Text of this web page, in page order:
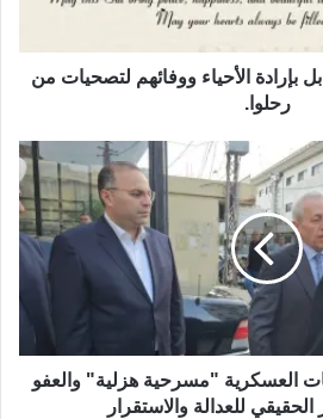
وأمهات يبكين أبناءهن خلف القضبان،
إقرار قانون العفو العام الشامل
ويُنهي بشكل كامل ملف المعتقلين
منذ سنوات طويلة، لإنصافهم
ضمن مصالحة وطنية جامعة تفرّج
معتبراً أن العفو والعدل هما أساس
الحجيج بقبول نسكهم، وأن يحفظ
والأمان والرخاء، ويؤلف بين قلوب
وجل أن يتقبل الطاعات ويعيد العيد
بل بإرادة الأحياء ووفائهم لتصحيات من
رحلوا.
العسكرية "مسرحية هزلية" والعفو
الحقيقي للعدالة والاستقرار